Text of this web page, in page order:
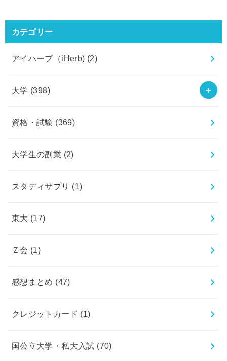
カテゴリー
アイハーブ（iHerb) (2)
大学 (398)
資格・試験 (369)
大学生の副業 (2)
スタディサプリ (1)
東大 (17)
Ｚ会 (1)
感想まとめ (47)
クレジットカード (1)
国公立大学・私大入試 (70)